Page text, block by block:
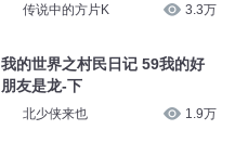
传说中的方片K 3.3万
我的世界之村民日记 59我的好
朋友是龙-下
北少侠来也 1.9万